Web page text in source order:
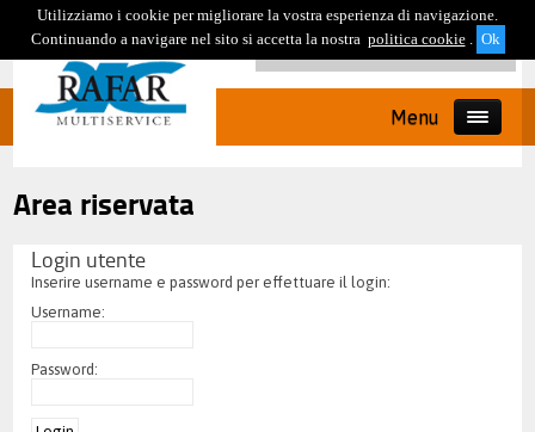
Utilizziamo i cookie per migliorare la vostra esperienza di navigazione.
Continuando a navigare nel sito si accetta la nostra politica cookie .
Menu
Area riservata
Login utente
Inserire username e password per effettuare il login:
Username:
Password: